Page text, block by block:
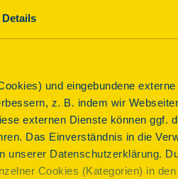
Details
und eingebundene
z. B. indem wir
externen Dienste können ggf.
Das Einverständnis in die
unserer Datenschutzerklärung.
Cookies (Kategorien) in